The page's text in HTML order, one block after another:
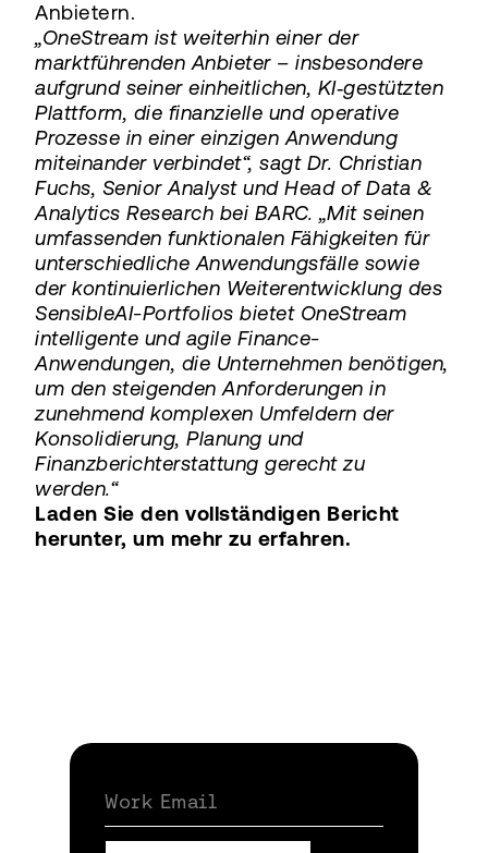
Anbietern.
„OneStream ist weiterhin einer der
marktführenden Anbieter – insbesondere
aufgrund seiner einheitlichen, KI‑gestützten
Plattform, die finanzielle und operative
Prozesse in einer einzigen Anwendung
miteinander verbindet“, sagt Dr. Christian
Fuchs, Senior Analyst und Head of Data &
Analytics Research bei BARC. „Mit seinen
umfassenden funktionalen Fähigkeiten für
unterschiedliche Anwendungsfälle sowie
der kontinuierlichen Weiterentwicklung des
SensibleAI-Portfolios bietet OneStream
intelligente und agile Finance-
Anwendungen, die Unternehmen benötigen,
um den steigenden Anforderungen in
zunehmend komplexen Umfeldern der
Konsolidierung, Planung und
Finanzberichterstattung gerecht zu
werden.“
Laden Sie den vollständigen Bericht
herunter, um mehr zu erfahren.
Work Email